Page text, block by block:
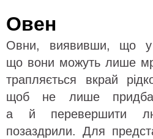
Овен
Овни, виявивши, що
що вони можуть лише
трапляється вкрай
щоб не лише
а й перевершити
позаздрили. Для